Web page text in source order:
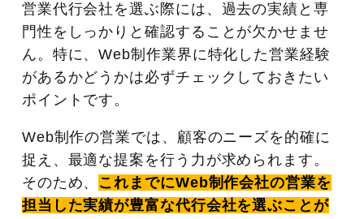
営業代行会社を選ぶ際には、過去の実績と専
門性をしっかりと確認することが欠かせませ
ん。特に、Web制作業界に特化した営業経験
があるかどうかは必ずチェックしておきたい
ポイントです。
Web制作の営業では、顧客のニーズを的確に
捉え、最適な提案を行う力が求められます。
そのため、 これまでにWeb制作会社の営業を
担当した実績が豊富な代行会社を選ぶことが